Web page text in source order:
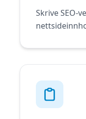
Skrive SEO-